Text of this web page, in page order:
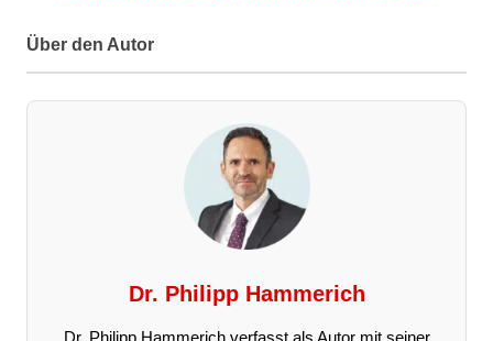
Über den Autor
Dr. Philipp Hammerich
Dr. Philipp Hammerich verfasst als Autor mit seiner